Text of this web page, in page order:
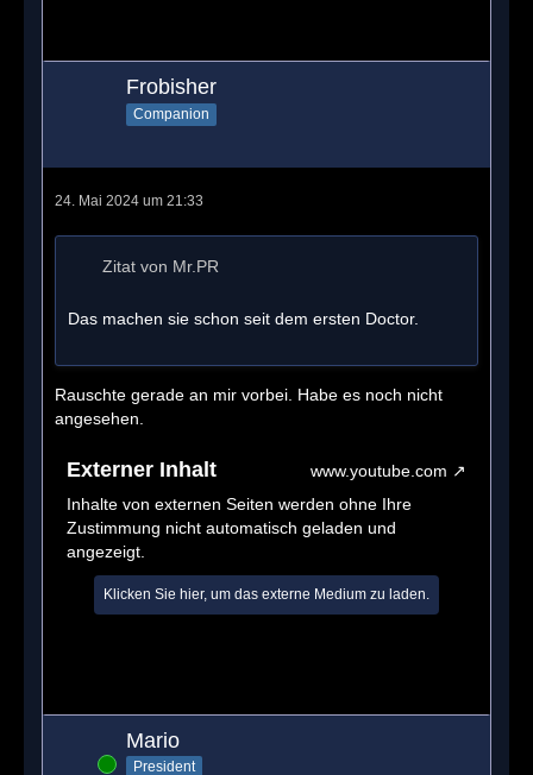
Frobisher
Companion
24. Mai 2024 um 21:33
Zitat von Mr.PR
Das machen sie schon seit dem ersten Doctor.
Rauschte gerade an mir vorbei. Habe es noch nicht
angesehen.
Externer Inhalt
www.youtube.com
Inhalte von externen Seiten werden ohne Ihre
Zustimmung nicht automatisch geladen und
angezeigt.
Klicken Sie hier, um das externe Medium zu laden.
Online
Mario
President